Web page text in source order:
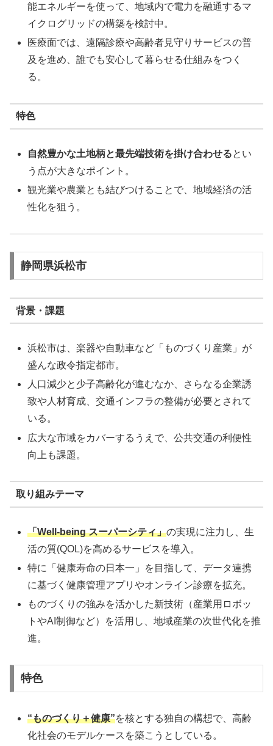
能エネルギーを使って、地域内で電力を融通するマ
イクログリッドの構築を検討中。
医療面では、遠隔診療や高齢者見守りサービスの普
及を進め、誰でも安心して暮らせる仕組みをつく
る。
特色
自然豊かな土地柄と最先端技術を掛け合わせるとい
う点が大きなポイント。
観光業や農業とも結びつけることで、地域経済の活
性化を狙う。
静岡県浜松市
背景・課題
浜松市は、楽器や自動車など「ものづくり産業」が
盛んな政令指定都市。
人口減少と少子高齢化が進むなか、さらなる企業誘
致や人材育成、交通インフラの整備が必要とされて
いる。
広大な市域をカバーするうえで、公共交通の利便性
向上も課題。
取り組みテーマ
「Well-being スーパーシティ」の実現に注力し、生
活の質(QOL)を高めるサービスを導入。
特に「健康寿命の日本一」を目指して、データ連携
に基づく健康管理アプリやオンライン診療を拡充。
ものづくりの強みを活かした新技術（産業用ロボッ
トやAI制御など）を活用し、地域産業の次世代化を推
進。
特色
“ものづくり＋健康”を核とする独自の構想で、高齢
化社会のモデルケースを築こうとしている。